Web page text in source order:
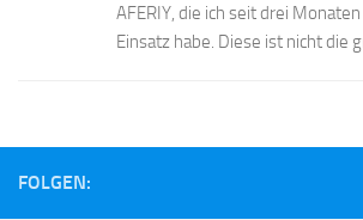
AFERIY, die ich seit drei
Einsatz habe. Diese ist nicht die
FOLGEN: